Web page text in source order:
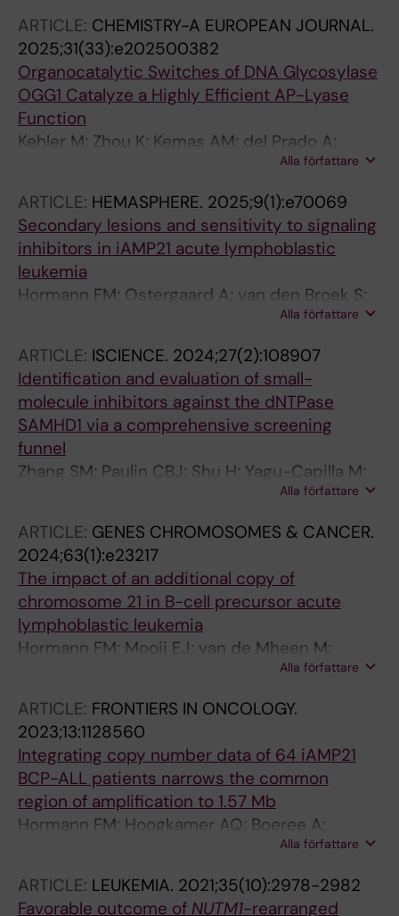
ARTICLE: CHEMISTRY-A EUROPEAN JOURNAL.
2025;31(33):e202500382
Organocatalytic Switches of DNA Glycosylase
OGG1 Catalyze a Highly Efficient AP-Lyase
Function
Kehler M; Zhou K; Kemas AM; del Prado A;
Hutchinson ES; Nairn EH; Varga M; Plattner Y;
Zhong Y; Purewal-Sidhu O; Haslam J; Wiita E;
Gildie H; Singerova K; Szaruga Z; Almloef I;
Hormann FM; Liu K-C; Wallner O; Ortis F;
Homan EJ; Gileadi O; Rudd SG; Stenmark P; de
Vega M; Helleday T; D'Arcy-Evans ND;
Lauschke VM; Michel M
Alla författare
ARTICLE: HEMASPHERE. 2025;9(1):e70069
Secondary lesions and sensitivity to signaling
inhibitors in iAMP21 acute lymphoblastic
leukemia
Hormann FM; Ostergaard A; van den Broek S;
Boeree A; van de Ven C; Escherich G;
Sonneveld E; Boer JM; den Boer ML
Alla författare
ARTICLE: ISCIENCE. 2024;27(2):108907
Identification and evaluation of small-
molecule inhibitors against the dNTPase
SAMHD1 via a comprehensive screening
funnel
Zhang SM; Paulin CBJ; Shu H; Yagu-Capilla M;
Michel M; Marttila P; Ortis F; Bwanika HC; Dirks
Loseva O; Hormann FM; Koolmeister T; Linde E;
Lee S; Llona-Minguez S; Haraldsson M;
Axelsson H; Stromberg K; Homan EJ; Scobie M;
Lundback T; Helleday T; Rudd SG
Alla författare
ARTICLE: GENES CHROMOSOMES & CANCER.
2024;63(1):e23217
The impact of an additional copy of
chromosome 21 in B-cell precursor acute
lymphoblastic leukemia
Hormann FM; Mooij EJ; van de Mheen M;
Beverloo HB; den Boer ML; Boer JMAlla författare
ARTICLE: FRONTIERS IN ONCOLOGY.
2023;13:1128560
Integrating copy number data of 64 iAMP21
BCP-ALL patients narrows the common
region of amplification to 1.57 Mb
Hormann FM; Hoogkamer AQ; Boeree A;
Sonneveld E; Escherich G; den Boer ML; Boer
Alla författare
ARTICLE: LEUKEMIA. 2021;35(10):2978-2982
Favorable outcome of NUTM1-rearranged